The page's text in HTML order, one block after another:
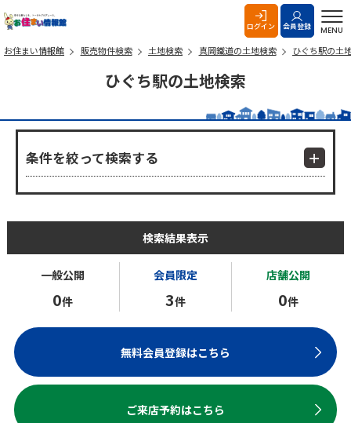
ログイン 会員登録 MENU
お住まい情報館 販売物件検索 土地検索 真岡鐵道の土地検索 ひぐち駅の土
ひぐち駅の土地検索
条件を絞って検索する
検索結果表示
一般公開
0件
会員限定
3件
店舗公開
0件
無料会員登録はこちら
ご来店予約はこちら